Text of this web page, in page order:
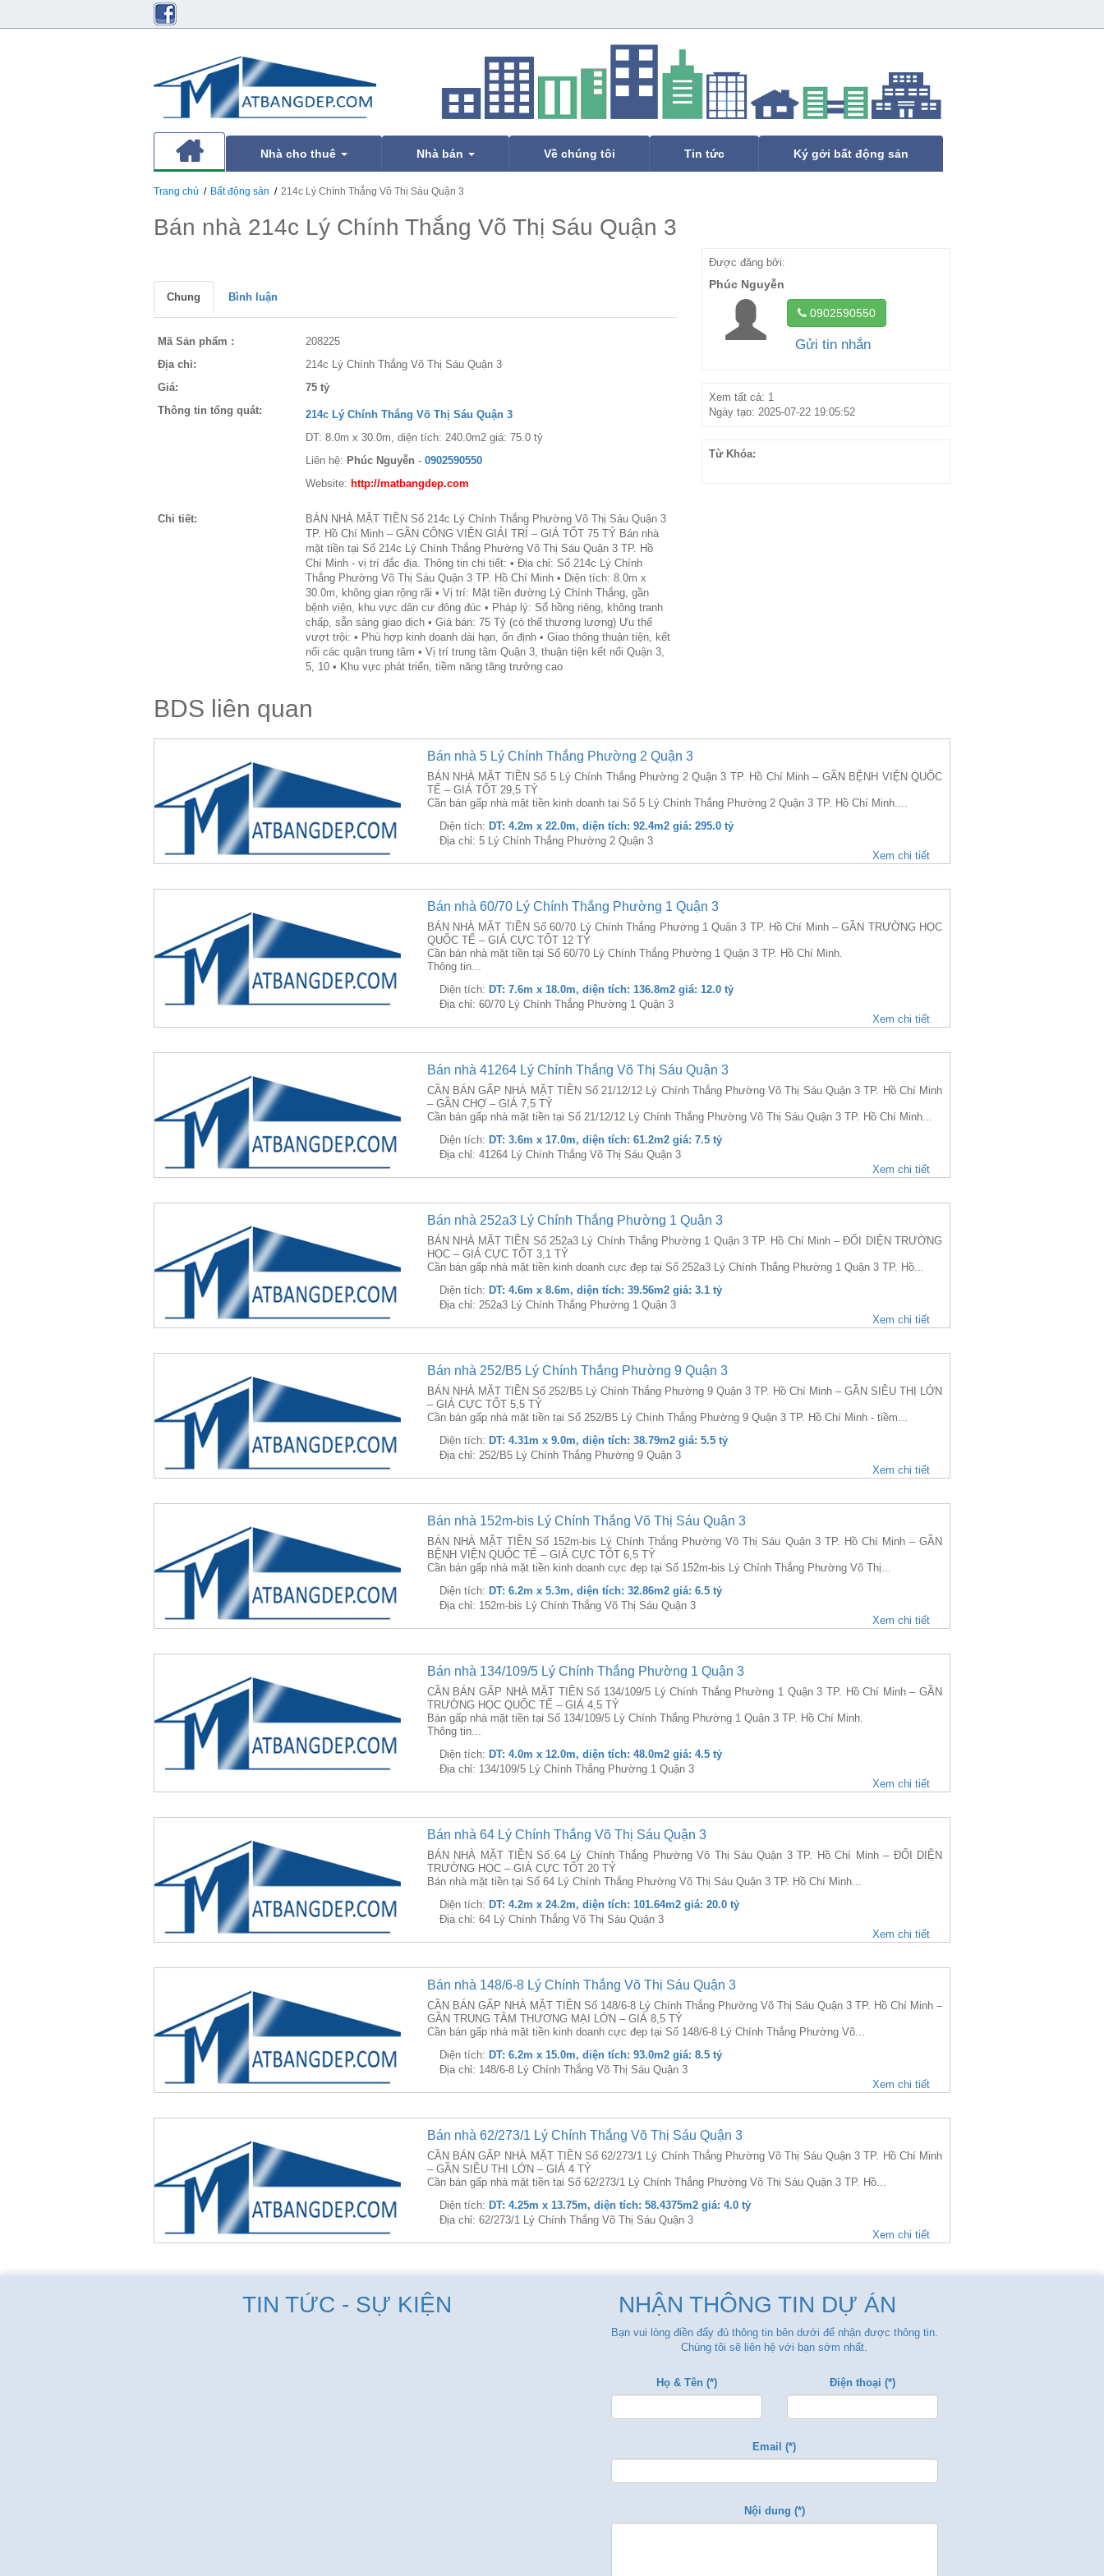
Nhà cho thuê Nhà bán Về chúng tôi Tin tức Ký gởi bất động sản
Trang chủ Bất động sản 214c Lý Chính Thắng Võ Thị Sáu Quận 3
Bán nhà 214c Lý Chính Thắng Võ Thị Sáu Quận 3
Chung Bình luận
Mã Sản phẩm :
208225
Địa chỉ:
214c Lý Chính Thắng Võ Thị Sáu Quận 3
Giá:
75 tỷ
Thông tin tổng quát:
214c Lý Chính Thắng Võ Thị Sáu Quận 3
DT: 8.0m x 30.0m, diện tích: 240.0m2 giá: 75.0 tỷ
Liên hệ: Phúc Nguyễn - 0902590550
Website: http://matbangdep.com
Chi tiết:
BÁN NHÀ MẶT TIỀN Số 214c Lý Chính Thắng Phường Võ Thị Sáu Quận 3
TP. Hồ Chí Minh – GẦN CÔNG VIÊN GIẢI TRÍ – GIÁ TỐT 75 TỶ Bán nhà
mặt tiền tại Số 214c Lý Chính Thắng Phường Võ Thị Sáu Quận 3 TP. Hồ
Chí Minh - vị trí đắc địa. Thông tin chi tiết: • Địa chỉ: Số 214c Lý Chính
Thắng Phường Võ Thị Sáu Quận 3 TP. Hồ Chí Minh • Diện tích: 8.0m x
30.0m, không gian rộng rãi • Vị trí: Mặt tiền đường Lý Chính Thắng, gần
bệnh viện, khu vực dân cư đông đúc • Pháp lý: Sổ hồng riêng, không tranh
chấp, sẵn sàng giao dịch • Giá bán: 75 Tỷ (có thể thương lượng) Ưu thế
vượt trội: • Phù hợp kinh doanh dài hạn, ổn định • Giao thông thuận tiện, kết
nối các quận trung tâm • Vị trí trung tâm Quận 3, thuận tiện kết nối Quận 3,
5, 10 • Khu vực phát triển, tiềm năng tăng trưởng cao
Được đăng bởi:
Phúc Nguyễn
0902590550
Gửi tin nhắn
Xem tất cả: 1
Ngày tạo: 2025-07-22 19:05:52
Từ Khóa:
BDS liên quan
Bán nhà 5 Lý Chính Thắng Phường 2 Quận 3
BÁN NHÀ MẶT TIỀN Số 5 Lý Chính Thắng Phường 2 Quận 3 TP. Hồ Chí Minh – GẦN BỆNH VIỆN QUỐC
TẾ – GIÁ TỐT 29,5 TỶ
Cần bán gấp nhà mặt tiền kinh doanh tại Số 5 Lý Chính Thắng Phường 2 Quận 3 TP. Hồ Chí Minh....
Diện tích: DT: 4.2m x 22.0m, diện tích: 92.4m2 giá: 295.0 tỷ
Địa chỉ: 5 Lý Chính Thắng Phường 2 Quận 3
Xem chi tiết
Bán nhà 60/70 Lý Chính Thắng Phường 1 Quận 3
BÁN NHÀ MẶT TIỀN Số 60/70 Lý Chính Thắng Phường 1 Quận 3 TP. Hồ Chí Minh – GẦN TRƯỜNG HỌC
QUỐC TẾ – GIÁ CỰC TỐT 12 TỶ
Cần bán nhà mặt tiền tại Số 60/70 Lý Chính Thắng Phường 1 Quận 3 TP. Hồ Chí Minh.
Thông tin...
Diện tích: DT: 7.6m x 18.0m, diện tích: 136.8m2 giá: 12.0 tỷ
Địa chỉ: 60/70 Lý Chính Thắng Phường 1 Quận 3
Xem chi tiết
Bán nhà 41264 Lý Chính Thắng Võ Thị Sáu Quận 3
CẦN BÁN GẤP NHÀ MẶT TIỀN Số 21/12/12 Lý Chính Thắng Phường Võ Thị Sáu Quận 3 TP. Hồ Chí Minh
– GẦN CHỢ – GIÁ 7,5 TỶ
Cần bán gấp nhà mặt tiền tại Số 21/12/12 Lý Chính Thắng Phường Võ Thị Sáu Quận 3 TP. Hồ Chí Minh...
Diện tích: DT: 3.6m x 17.0m, diện tích: 61.2m2 giá: 7.5 tỷ
Địa chỉ: 41264 Lý Chính Thắng Võ Thị Sáu Quận 3
Xem chi tiết
Bán nhà 252a3 Lý Chính Thắng Phường 1 Quận 3
BÁN NHÀ MẶT TIỀN Số 252a3 Lý Chính Thắng Phường 1 Quận 3 TP. Hồ Chí Minh – ĐỐI DIỆN TRƯỜNG
HỌC – GIÁ CỰC TỐT 3,1 TỶ
Cần bán gấp nhà mặt tiền kinh doanh cực đẹp tại Số 252a3 Lý Chính Thắng Phường 1 Quận 3 TP. Hồ...
Diện tích: DT: 4.6m x 8.6m, diện tích: 39.56m2 giá: 3.1 tỷ
Địa chỉ: 252a3 Lý Chính Thắng Phường 1 Quận 3
Xem chi tiết
Bán nhà 252/B5 Lý Chính Thắng Phường 9 Quận 3
BÁN NHÀ MẶT TIỀN Số 252/B5 Lý Chính Thắng Phường 9 Quận 3 TP. Hồ Chí Minh – GẦN SIÊU THỊ LỚN
– GIÁ CỰC TỐT 5,5 TỶ
Cần bán gấp nhà mặt tiền tại Số 252/B5 Lý Chính Thắng Phường 9 Quận 3 TP. Hồ Chí Minh - tiềm...
Diện tích: DT: 4.31m x 9.0m, diện tích: 38.79m2 giá: 5.5 tỷ
Địa chỉ: 252/B5 Lý Chính Thắng Phường 9 Quận 3
Xem chi tiết
Bán nhà 152m-bis Lý Chính Thắng Võ Thị Sáu Quận 3
BÁN NHÀ MẶT TIỀN Số 152m-bis Lý Chính Thắng Phường Võ Thị Sáu Quận 3 TP. Hồ Chí Minh – GẦN
BỆNH VIỆN QUỐC TẾ – GIÁ CỰC TỐT 6,5 TỶ
Cần bán gấp nhà mặt tiền kinh doanh cực đẹp tại Số 152m-bis Lý Chính Thắng Phường Võ Thị...
Diện tích: DT: 6.2m x 5.3m, diện tích: 32.86m2 giá: 6.5 tỷ
Địa chỉ: 152m-bis Lý Chính Thắng Võ Thị Sáu Quận 3
Xem chi tiết
Bán nhà 134/109/5 Lý Chính Thắng Phường 1 Quận 3
CẦN BÁN GẤP NHÀ MẶT TIỀN Số 134/109/5 Lý Chính Thắng Phường 1 Quận 3 TP. Hồ Chí Minh – GẦN
TRƯỜNG HỌC QUỐC TẾ – GIÁ 4,5 TỶ
Bán gấp nhà mặt tiền tại Số 134/109/5 Lý Chính Thắng Phường 1 Quận 3 TP. Hồ Chí Minh.
Thông tin...
Diện tích: DT: 4.0m x 12.0m, diện tích: 48.0m2 giá: 4.5 tỷ
Địa chỉ: 134/109/5 Lý Chính Thắng Phường 1 Quận 3
Xem chi tiết
Bán nhà 64 Lý Chính Thắng Võ Thị Sáu Quận 3
BÁN NHÀ MẶT TIỀN Số 64 Lý Chính Thắng Phường Võ Thị Sáu Quận 3 TP. Hồ Chí Minh – ĐỐI DIỆN
TRƯỜNG HỌC – GIÁ CỰC TỐT 20 TỶ
Bán nhà mặt tiền tại Số 64 Lý Chính Thắng Phường Võ Thị Sáu Quận 3 TP. Hồ Chí Minh...
Diện tích: DT: 4.2m x 24.2m, diện tích: 101.64m2 giá: 20.0 tỷ
Địa chỉ: 64 Lý Chính Thắng Võ Thị Sáu Quận 3
Xem chi tiết
Bán nhà 148/6-8 Lý Chính Thắng Võ Thị Sáu Quận 3
CẦN BÁN GẤP NHÀ MẶT TIỀN Số 148/6-8 Lý Chính Thắng Phường Võ Thị Sáu Quận 3 TP. Hồ Chí Minh –
GẦN TRUNG TÂM THƯƠNG MẠI LỚN – GIÁ 8,5 TỶ
Cần bán gấp nhà mặt tiền kinh doanh cực đẹp tại Số 148/6-8 Lý Chính Thắng Phường Võ...
Diện tích: DT: 6.2m x 15.0m, diện tích: 93.0m2 giá: 8.5 tỷ
Địa chỉ: 148/6-8 Lý Chính Thắng Võ Thị Sáu Quận 3
Xem chi tiết
Bán nhà 62/273/1 Lý Chính Thắng Võ Thị Sáu Quận 3
CẦN BÁN GẤP NHÀ MẶT TIỀN Số 62/273/1 Lý Chính Thắng Phường Võ Thị Sáu Quận 3 TP. Hồ Chí Minh
– GẦN SIÊU THỊ LỚN – GIÁ 4 TỶ
Cần bán gấp nhà mặt tiền tại Số 62/273/1 Lý Chính Thắng Phường Võ Thị Sáu Quận 3 TP. Hồ...
Diện tích: DT: 4.25m x 13.75m, diện tích: 58.4375m2 giá: 4.0 tỷ
Địa chỉ: 62/273/1 Lý Chính Thắng Võ Thị Sáu Quận 3
Xem chi tiết
TIN TỨC - SỰ KIỆN NHẬN THÔNG TIN DỰ ÁN
Bạn vui lòng điền đẩy đủ thông tin bên dưới để nhận được thông tin.
Chúng tôi sẽ liên hệ với bạn sớm nhất.
Họ & Tên (*) Điện thoại (*)
Email (*)
Nội dung (*)